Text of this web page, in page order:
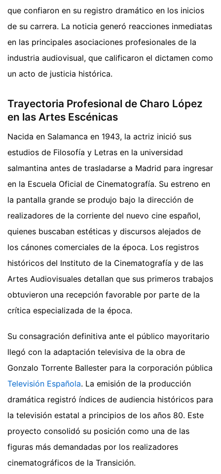
que confiaron en su registro dramático en los inicios
de su carrera. La noticia generó reacciones inmediatas
en las principales asociaciones profesionales de la
industria audiovisual, que calificaron el dictamen como
un acto de justicia histórica.
Trayectoria Profesional de Charo López
en las Artes Escénicas
Nacida en Salamanca en 1943, la actriz inició sus
estudios de Filosofía y Letras en la universidad
salmantina antes de trasladarse a Madrid para ingresar
en la Escuela Oficial de Cinematografía. Su estreno en
la pantalla grande se produjo bajo la dirección de
realizadores de la corriente del nuevo cine español,
quienes buscaban estéticas y discursos alejados de
los cánones comerciales de la época. Los registros
históricos del Instituto de la Cinematografía y de las
Artes Audiovisuales detallan que sus primeros trabajos
obtuvieron una recepción favorable por parte de la
crítica especializada de la época.
Su consagración definitiva ante el público mayoritario
llegó con la adaptación televisiva de la obra de
Gonzalo Torrente Ballester para la corporación pública
Televisión Española. La emisión de la producción
dramática registró índices de audiencia históricos para
la televisión estatal a principios de los años 80. Este
proyecto consolidó su posición como una de las
figuras más demandadas por los realizadores
cinematográficos de la Transición.